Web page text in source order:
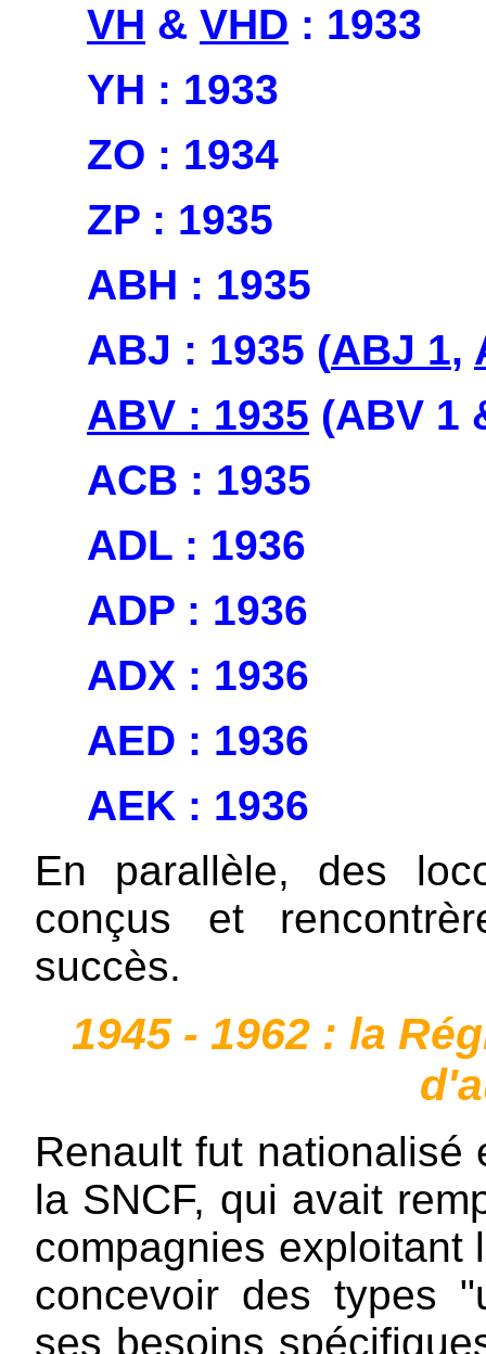
VH & VHD : 1933
YH : 1933
ZO : 1934
ZP : 1935
ABH : 1935
ABJ : 1935 (ABJ 1,
ABV : 1935 (ABV 1
ACB : 1935
ADL : 1936
ADP : 1936
ADX : 1936
AED : 1936
AEK : 1936
En parallèle, des
conçus et
succès.
1945 - 1962 : la
Renault fut nationalisé
la SNCF, qui avait
compagnies exploitant
concevoir des types
ses besoins